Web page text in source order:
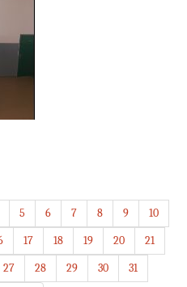
5 6 7 8 9
10
17 18 19 20
21
27 28 29 30
31